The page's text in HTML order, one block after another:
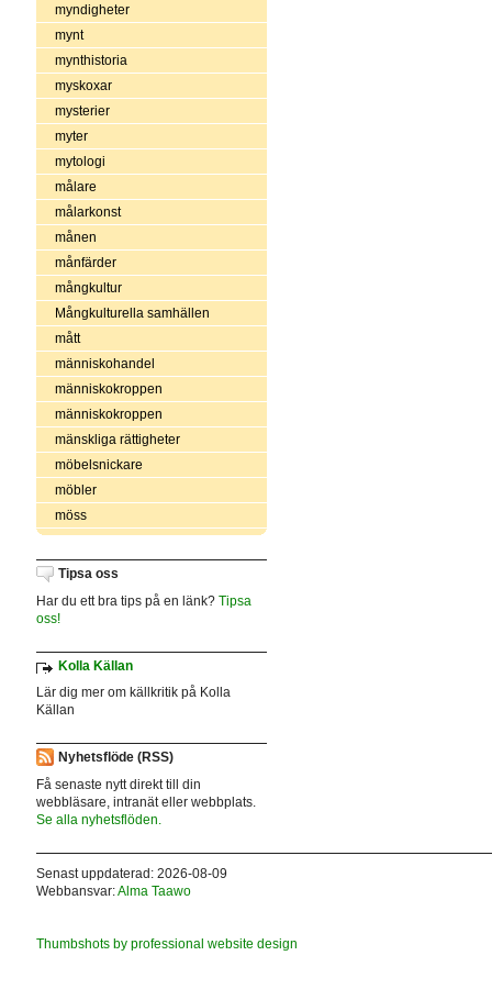
myndigheter
mynt
mynthistoria
myskoxar
mysterier
myter
mytologi
målare
målarkonst
månen
månfärder
mångkultur
Mångkulturella samhällen
mått
människohandel
människokroppen
människokroppen
mänskliga rättigheter
möbelsnickare
möbler
möss
Tipsa oss
Har du ett bra tips på en länk? Tipsa
oss!
Kolla Källan
Lär dig mer om källkritik på Kolla
Källan
Nyhetsflöde (RSS)
Få senaste nytt direkt till din
webbläsare, intranät eller webbplats.
Se alla nyhetsflöden.
Senast uppdaterad: 2026-08-09
Webbansvar:Alma Taawo
Thumbshots by professional website design